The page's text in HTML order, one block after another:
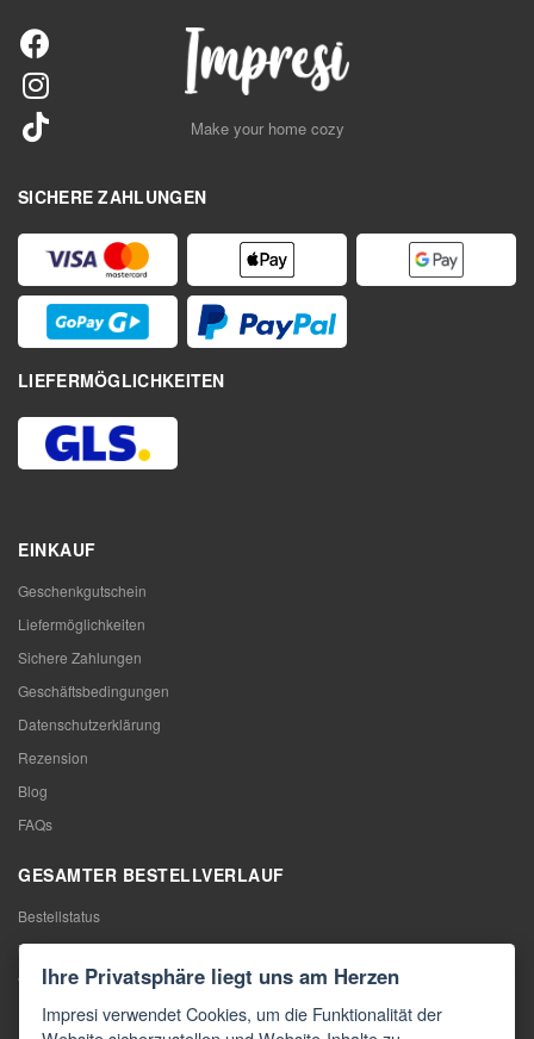
Make your home cozy
SICHERE ZAHLUNGEN
LIEFERMÖGLICHKEITEN
EINKAUF
Geschenkgutschein
Liefermöglichkeiten
Sichere Zahlungen
Geschäftsbedingungen
Datenschutzerklärung
Rezension
Blog
FAQs
GESAMTER BESTELLVERLAUF
Bestellstatus
Meine Bestellung
Warentausch
Rücktritt vom Vertrag
Ihre Privatsphäre liegt uns am Herzen
Impresi verwendet Cookies, um die Funktionalität der